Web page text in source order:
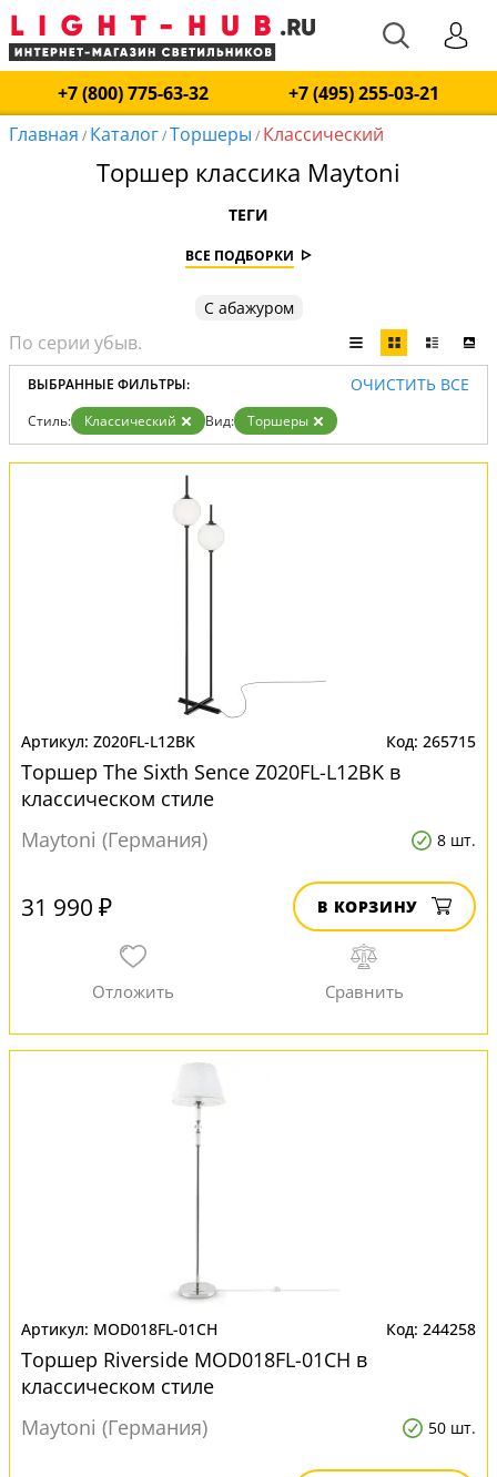
+7 (800) 775-63-32
+7 (495) 255-03-21
Главная / Каталог/Торшеры / Классический
Торшер классика Maytoni
ТЕГИ
ВСЕ ПОДБОРКИ
С абажуром
ВЫБРАННЫЕ ФИЛЬТРЫ: ОЧИСТИТЬ ВСЕ
Стиль: Классический Вид: Торшеры
Z020FL-L12BK 265715
Торшер The Sixth Sence Z020FL-L12BK в
классическом стиле
Maytoni (Германия)
8 шт.
31 990 ₽ В КОРЗИНУ
MOD018FL-01CH 244258
Торшер Riverside MOD018FL-01CH в
классическом стиле
Maytoni (Германия)
50 шт.